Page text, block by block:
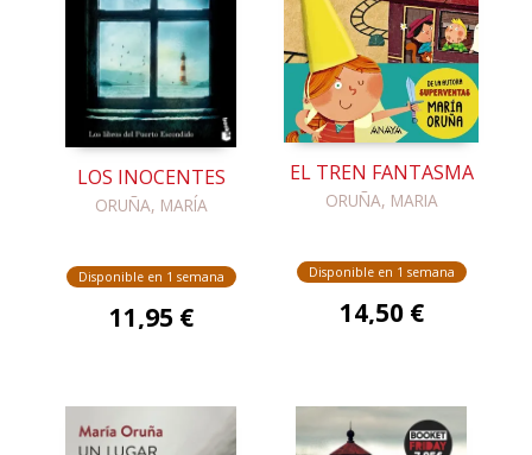
LOS INOCENTES
ORUÑA, MARÍA
Disponible en 1 semana
11,95 €
EL TREN FANTASMA
ORUÑA, MARIA
Disponible en 1 semana
14,50 €